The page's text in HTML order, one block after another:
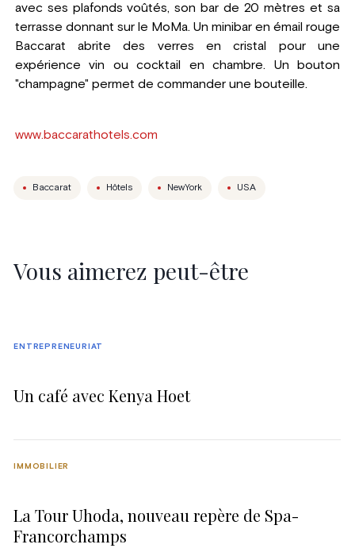
avec ses plafonds voûtés, son bar de 20 mètres et sa
terrasse donnant sur le MoMa. Un minibar en émail rouge
Baccarat abrite des verres en cristal pour une
expérience vin ou cocktail en chambre. Un bouton
"champagne" permet de commander une bouteille.
www.baccarathotels.com
Baccarat Hôtels NewYork USA
Vous aimerez peut-être
Un café avec Kenya Hoet
ENTREPRENEURIAT
La Tour Uhoda, nouveau repère de Spa-
Francorchamps
IMMOBILIER